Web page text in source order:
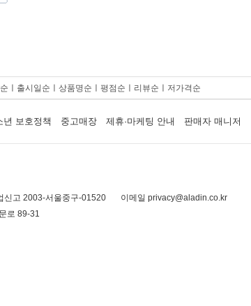
ㅣ 출시일순 ㅣ 상품명순 ㅣ 평점순 ㅣ 리뷰순 ㅣ 저가격순
년 보호정책 중고매장 제휴·마케팅 안내 판매자 매니저
신고 2003-서울중구-01520
이메일 privacy@aladin.co.kr
로 89-31